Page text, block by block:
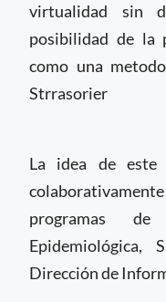
virtualidad sin
posibilidad de la
como una
Strrasorier
La idea de este
programas
Dirección de